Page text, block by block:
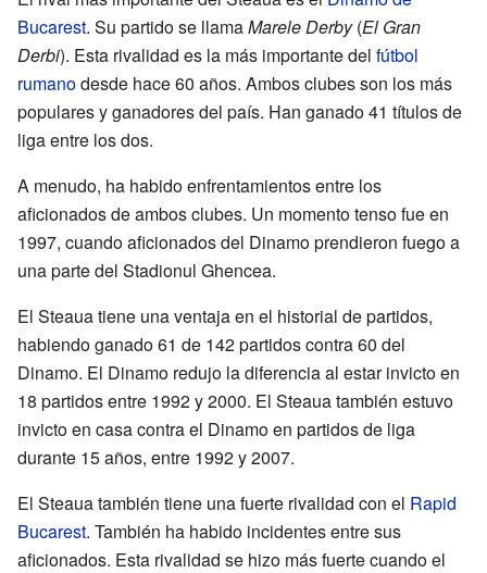
Bucarest. Su partido se llamaMarele Derby(El Gran
Derbi). Esta rivalidad es la más importante del fútbol
rumanodesde hace 60 años. Ambos clubes son los más
populares y ganadores del país. Han ganado 41 títulos de
liga entre los dos.
A menudo, ha habido enfrentamientos entre los
aficionados de ambos clubes. Un momento tenso fue en
1997, cuando aficionados del Dinamo prendieron fuego a
una parte del Stadionul Ghencea.
El Steaua tiene una ventaja en el historial de partidos,
habiendo ganado 61 de 142 partidos contra 60 del
Dinamo. El Dinamo redujo la diferencia al estar invicto en
18 partidos entre 1992 y 2000. El Steaua también estuvo
invicto en casa contra el Dinamo en partidos de liga
durante 15 años, entre 1992 y 2007.
El Steaua también tiene una fuerte rivalidad con el Rapid
Bucarest. También ha habido incidentes entre sus
aficionados. Esta rivalidad se hizo más fuerte cuando el